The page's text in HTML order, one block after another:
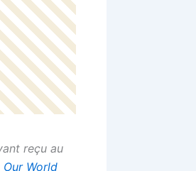
reçu au
Our World